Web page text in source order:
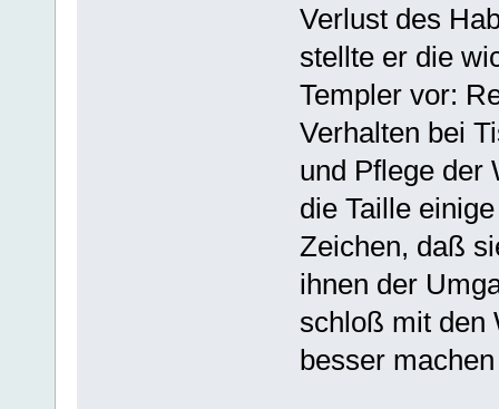
Verlust des
stellte er die
Templer vor:
Verhalten bei
und Pflege der
die Taille
Zeichen, daß
ihnen der
schloß mit den
besser